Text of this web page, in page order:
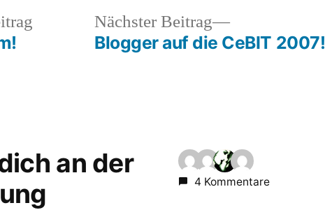
VorherigerNächster Beitrag
Nächster
Beitrag:
Blogger auf die CeBIT 2007!
an der
4 Kommentare